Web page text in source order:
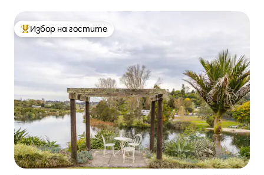
Най-популярен избор на гостите
Избор на гостите